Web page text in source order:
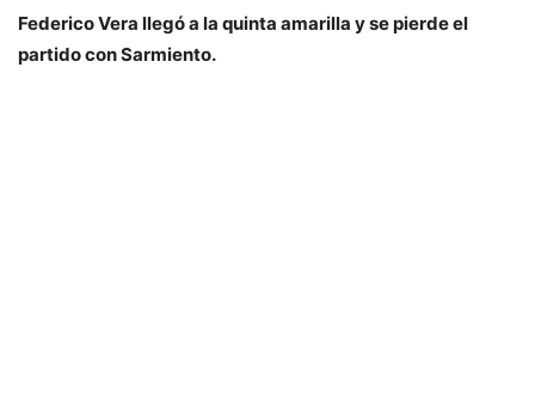
Federico Vera llegó a la quinta amarilla y se pierde el
partido con Sarmiento.